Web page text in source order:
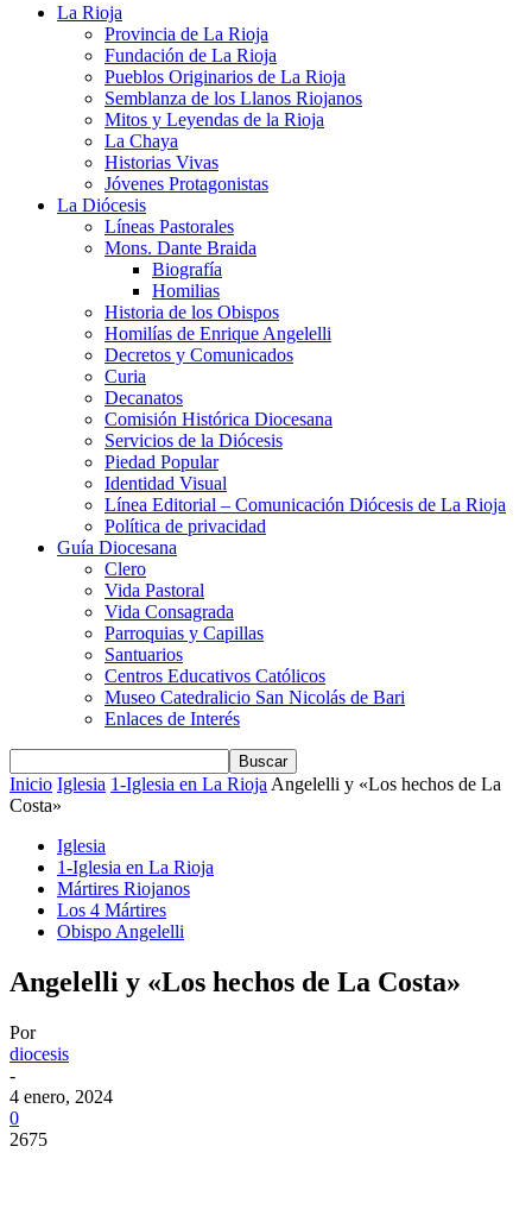
La Rioja
Provincia de La Rioja
Fundación de La Rioja
Pueblos Originarios de La Rioja
Semblanza de los Llanos Riojanos
Mitos y Leyendas de la Rioja
La Chaya
Historias Vivas
Jóvenes Protagonistas
La Diócesis
Líneas Pastorales
Mons. Dante Braida
Biografía
Homilias
Historia de los Obispos
Homilías de Enrique Angelelli
Decretos y Comunicados
Curia
Decanatos
Comisión Histórica Diocesana
Servicios de la Diócesis
Piedad Popular
Identidad Visual
Línea Editorial – Comunicación Diócesis de La Rioja
Política de privacidad
Guía Diocesana
Clero
Vida Pastoral
Vida Consagrada
Parroquias y Capillas
Santuarios
Centros Educativos Católicos
Museo Catedralicio San Nicolás de Bari
Enlaces de Interés
Inicio Iglesia 1-Iglesia en La Rioja Angelelli y «Los hechos de La
Costa»
Iglesia
1-Iglesia en La Rioja
Mártires Riojanos
Los 4 Mártires
Obispo Angelelli
Angelelli y «Los hechos de La Costa»
Por
diocesis
-
4 enero, 2024
0
2675